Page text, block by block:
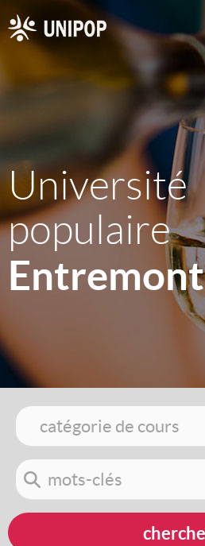
Université
populaire
Entremont